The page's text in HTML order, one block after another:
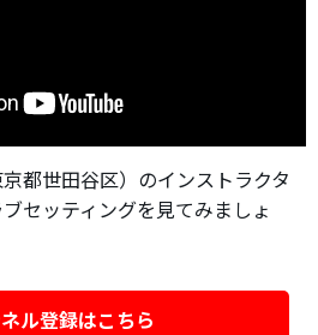
都世田谷区）のインストラクタ
セッティングを見てみましょ
ル登録はこちら